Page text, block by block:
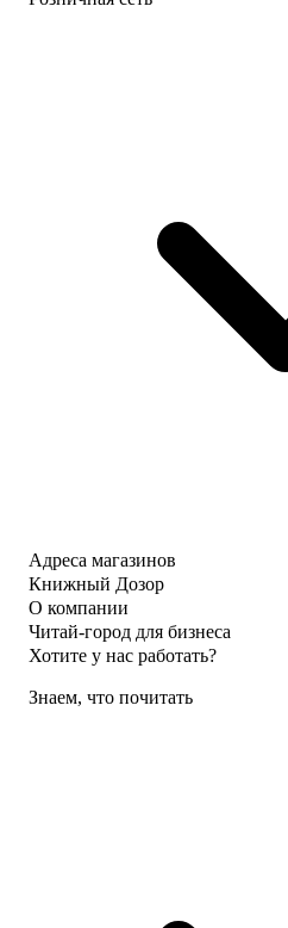
Адреса магазинов
Книжный Дозор
О компании
Читай-город для бизнеса
Хотите у нас работать?
Знаем, что почитать